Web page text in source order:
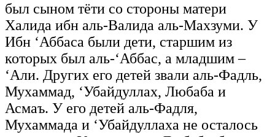
был сыном тёти со стороны матери
Халида ибн аль-Валида аль-Махзуми. У
Ибн ‘Аббаса были дети, старшим из
которых был аль-‘Аббас, а младшим –
‘Али. Других его детей звали аль-Фадль,
Мухаммад, ‘Убайдуллах, Любаба и
Асмаъ. У его детей аль-Фадля,
Мухаммада и ‘Убайдуллаха не осталось